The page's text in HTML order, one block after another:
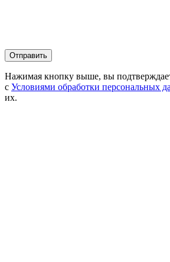
Нажимая кнопку выше, вы
с Условиями обработки персональных
их.